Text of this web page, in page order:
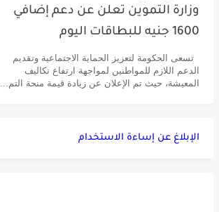
وزارة التموين تعلن عن دعم إضافي
1600 جنيه للبطاقات اليوم
تسعى الحكومة لتعزيز الحماية الاجتماعية وتقديم
الدعم اللازم للمواطنين لمواجهة ارتفاع تكاليف
المعيشة، حيث تم الإعلان عن زيادة قيمة منحة التم...
الإبلاغ عن إساءة الاستخدام